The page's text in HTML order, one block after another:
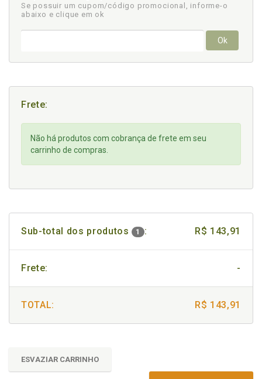
Se possuir um cupom/código promocional, informe-o
abaixo e clique em ok
Ok
Frete:
Não há produtos com cobrança de frete em seu
carrinho de compras.
Sub-total dos produtos 1 : R$ 143,91
Frete: -
TOTAL: R$ 143,91
ESVAZIAR CARRINHO